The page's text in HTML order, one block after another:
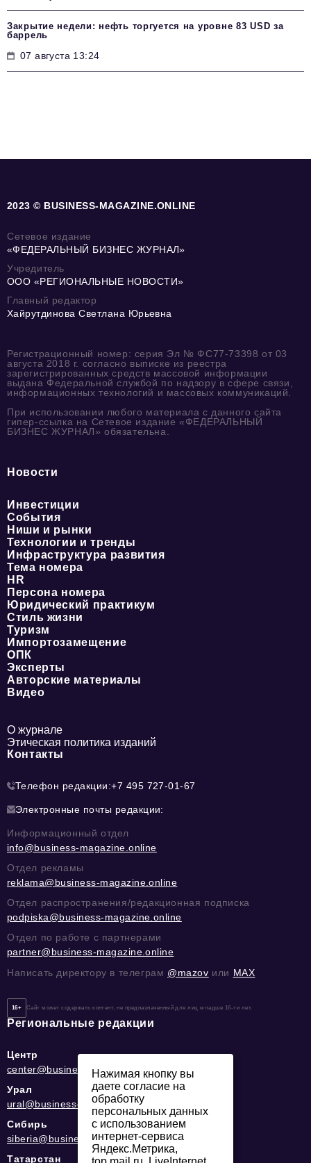
Закрытие недели: нефть торгуется на уровне 83 USD за
баррель
07 августа 13:24
2023 © BUSINESS-MAGAZINE.ONLINE
Сетевое издание
«ФЕДЕРАЛЬНЫЙ БИЗНЕС ЖУРНАЛ»
Учредитель
ООО «РЕГИОНАЛЬНЫЕ НОВОСТИ»
Главный редактор
Хайрутдинова Светлана Юрьевна
Регистрационный номер: серия Эл № ФС77-73398 от 03
августа 2018 г. согласно выписке из реестра
зарегистрированных средств массовой информации
выдана Федеральной службой по надзору в сфере связи,
информационных технологий и массовых коммуникаций.
При использовании любого материала с данного сайта
гипер-ссылка на Сетевое издание «ФЕДЕРАЛЬНЫЙ
БИЗНЕС ЖУРНАЛ» обязательна.
Новости
Инвестиции
События
Ниши и рынки
Технологии и тренды
Инфраструктура развития
Тема номера
HR
Персона номера
Юридический практикум
Стиль жизни
Туризм
Импортозамещение
ОПК
Эксперты
Авторские материалы
Видео
О журнале
Этическая политика изданий
Контакты
Телефон редакции:+7 495 727-01-67
Электронные почты редакции:
Информационный отдел
info@business-magazine.online
Отдел рекламы
reklama@business-magazine.online
Отдел распространения/редакционная подписка
podpiska@business-magazine.online
Отдел по работе с партнерами
partner@business-magazine.online
Написать директору в телеграм @mazov или MAX
16+ Сайт может содержать контент, не предназначенный для лиц младше 16-ти лет.
Региональные редакции
Центр
center@business-magazine.online
Урал
ural@business-magazine.online
Сибирь
siberia@business-magazine.online
Татарстан
Нажимая кнопку вы
даете согласие на
обработку
персональных данных
с использованием
интернет-сервиса
Яндекс.Метрика,